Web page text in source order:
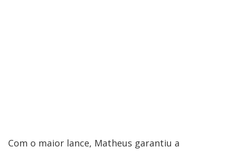
Com o maior lance, Matheus garantiu a